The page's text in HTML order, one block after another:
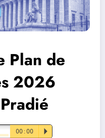
Plan de
2026
00:00 P